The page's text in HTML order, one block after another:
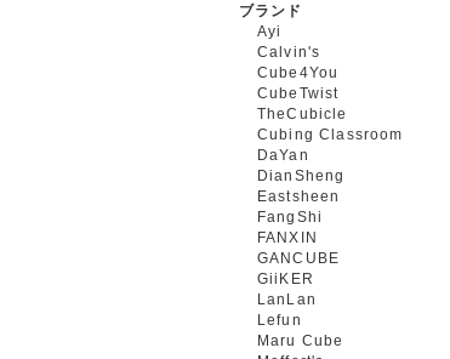
ブランド
Ayi
Calvin's
Cube4You
CubeTwist
TheCubicle
Cubing Classroom
DaYan
DianSheng
Eastsheen
FangShi
FANXIN
GANCUBE
GiiKER
LanLan
Lefun
Maru Cube